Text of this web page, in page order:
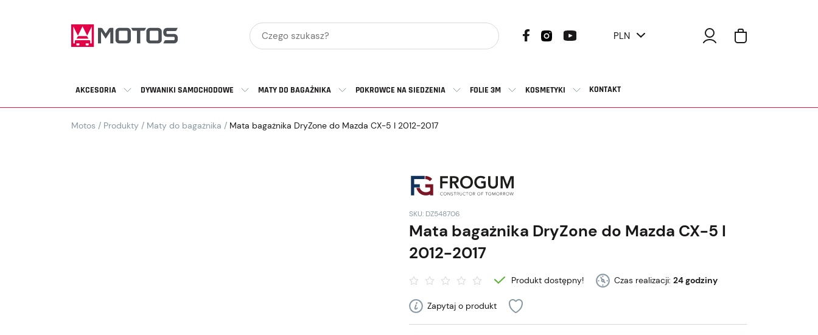
PLN
AKCESORIA DYWANIKI SAMOCHODOWE MATY DO BAGAŻNIKA POKROWCE NA SIEDZENIA FOLIE 3M KOSMETYKI KONTAKT
Motos / Produkty / Maty do bagażnika / Mata bagażnika DryZone do Mazda CX-5 I 2012-2017
SKU: DZ548706
Mata bagażnika DryZone do Mazda CX-5 I
2012-2017
Produkt dostępny! Czas realizacji: 24 godziny
Zapytaj o produkt